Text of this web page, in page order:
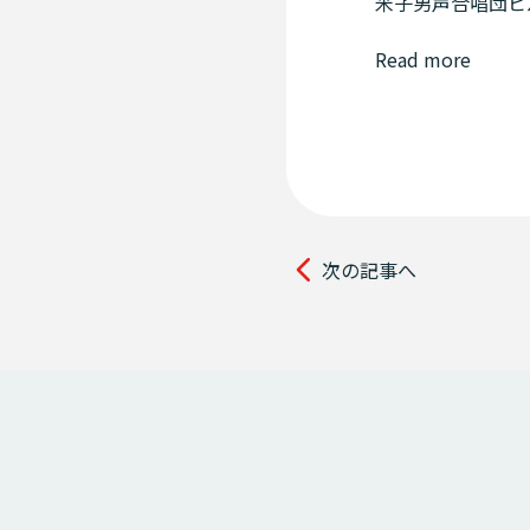
Read more
次の記事へ